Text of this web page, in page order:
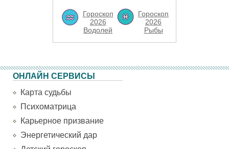
Гороскоп
2026
Водолей
Гороскоп
2026
Рыбы
ОНЛАЙН СЕРВИСЫ
Карта судьбы
Психоматрица
Карьерное призвание
Энергетический дар